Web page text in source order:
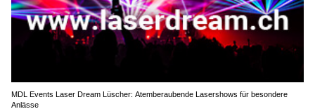
MDL Events Laser Dream Lüscher: Atemberaubende Lasershows für besondere
Anlässe